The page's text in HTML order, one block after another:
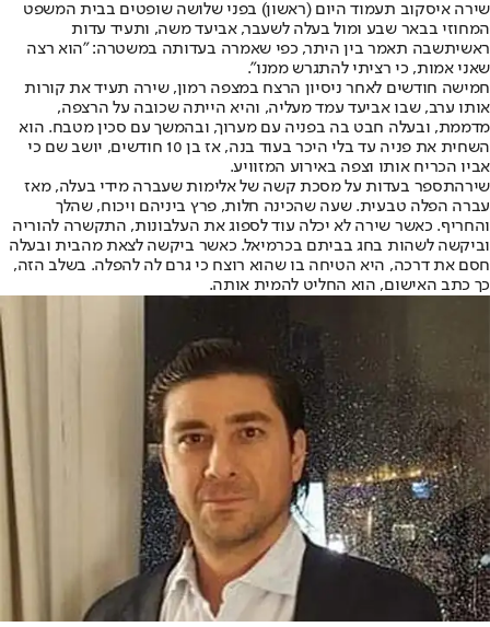
שירה איסקוב תעמוד היום (ראשון) בפני שלושה שופטים בבית המשפט
המחוזי בבאר שבע ומול בעלה לשעבר, אביעד משה, ותעיד עדות
ראשיתשבה תאמר בין היתר, כפי שאמרה בעדותה במשטרה: "הוא רצה
שאני אמות, כי רציתי להתגרש ממנו".
חמישה חודשים לאחר ניסיון הרצח במצפה רמון, שירה תעיד את קורות
אותו ערב, שבו אביעד עמד מעליה, והיא הייתה שכובה על הרצפה,
מדממת, ובעלה חבט בה בפניה עם מערוך, ובהמשך עם סכין מטבח. הוא
השחית את פניה עד בלי היכר בעוד בנה, אז בן 10 חודשים, יושב שם כי
אביו הכריח אותו וצפה באירוע המזוויע.
שירהתספר בעדות על מסכת קשה של אלימות שעברה מידי בעלה, מאז
עברה הפלה טבעית. שעה שהכינה חלות, פרץ ביניהם ויכוח, שהלך
והחריף. כאשר שירה לא יכלה עוד לספוג את העלבונות, התקשרה להוריה
וביקשה לשהות בחג בביתם בכרמיאל. כאשר ביקשה לצאת מהבית ובעלה
חסם את דרכה, היא הטיחה בו שהוא רוצח כי גרם לה להפלה. בשלב הזה,
כך כתב האישום, הוא החליט להמית אותה.